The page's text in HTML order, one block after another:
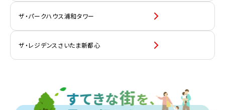
ザ・パークハウス浦和タワー
ザ・レジデンスさいたま新都心